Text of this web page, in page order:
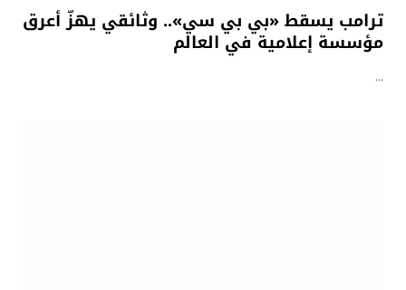
ترامب يسقط «بي بي سي».. وثائقي يهزّ أعرق
مؤسسة إعلامية في العالم
…